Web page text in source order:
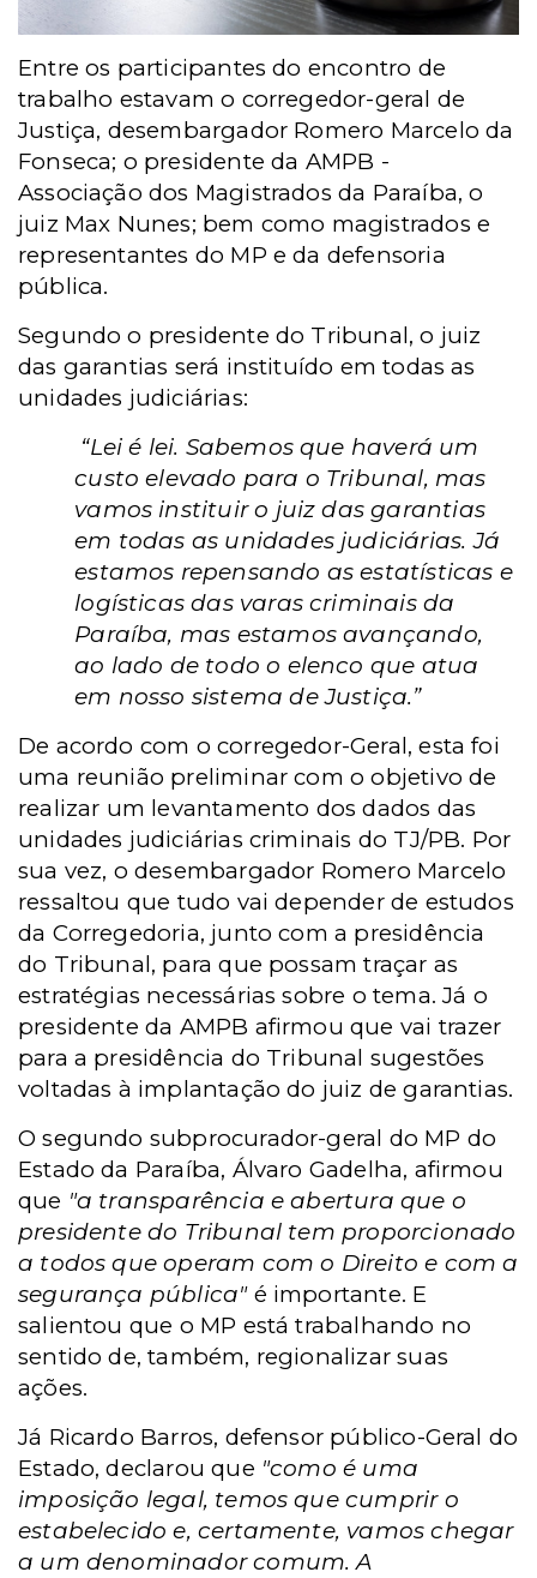
Entre os participantes do encontro de
trabalho estavam o corregedor-geral de
Justiça, desembargador Romero Marcelo da
Fonseca; o presidente da AMPB -
Associação dos Magistrados da Paraíba, o
juiz Max Nunes; bem como magistrados e
representantes do MP e da defensoria
pública.
Segundo o presidente do Tribunal, o juiz
das garantias será instituído em todas as
unidades judiciárias:
“Lei é lei. Sabemos que haverá um
custo elevado para o Tribunal, mas
vamos instituir o juiz das garantias
em todas as unidades judiciárias. Já
estamos repensando as estatísticas e
logísticas das varas criminais da
Paraíba, mas estamos avançando,
ao lado de todo o elenco que atua
em nosso sistema de Justiça.”
De acordo com o corregedor-Geral, esta foi
uma reunião preliminar com o objetivo de
realizar um levantamento dos dados das
unidades judiciárias criminais do TJ/PB. Por
sua vez, o desembargador Romero Marcelo
ressaltou que tudo vai depender de estudos
da Corregedoria, junto com a presidência
do Tribunal, para que possam traçar as
estratégias necessárias sobre o tema. Já o
presidente da AMPB afirmou que vai trazer
para a presidência do Tribunal sugestões
voltadas à implantação do juiz de garantias.
O segundo subprocurador-geral do MP do
Estado da Paraíba, Álvaro Gadelha, afirmou
que "a transparência e abertura que o
presidente do Tribunal tem proporcionado
a todos que operam com o Direito e com a
segurança pública"é importante. E
salientou que o MP está trabalhando no
sentido de, também, regionalizar suas
ações.
Já Ricardo Barros, defensor público-Geral do
Estado, declarou que "como é uma
imposição legal, temos que cumprir o
estabelecido e, certamente, vamos chegar
a um denominador comum. A